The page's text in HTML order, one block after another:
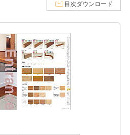
目次ダウンロード